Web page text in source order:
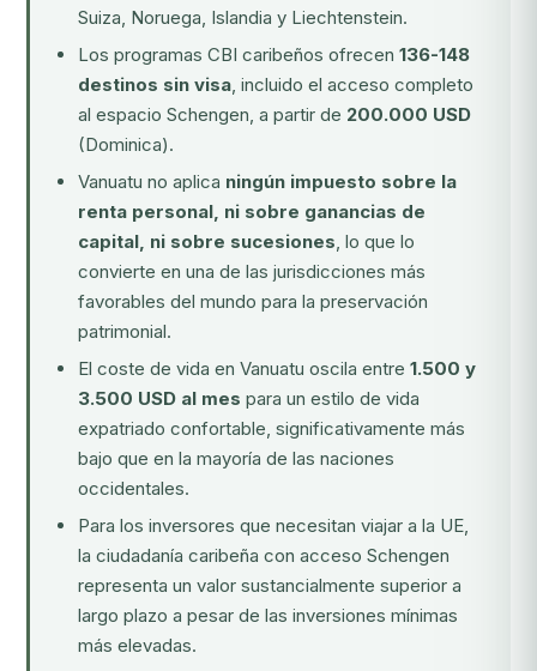
Suiza, Noruega, Islandia y Liechtenstein.
Los programas CBI caribeños ofrecen 136-148
destinos sin visa, incluido el acceso completo
al espacio Schengen, a partir de 200.000 USD
(Dominica).
Vanuatu no aplica ningún impuesto sobre la
renta personal, ni sobre ganancias de
capital, ni sobre sucesiones, lo que lo
convierte en una de las jurisdicciones más
favorables del mundo para la preservación
patrimonial.
El coste de vida en Vanuatu oscila entre 1.500 y
3.500 USD al mes para un estilo de vida
expatriado confortable, significativamente más
bajo que en la mayoría de las naciones
occidentales.
Para los inversores que necesitan viajar a la UE,
la ciudadanía caribeña con acceso Schengen
representa un valor sustancialmente superior a
largo plazo a pesar de las inversiones mínimas
más elevadas.